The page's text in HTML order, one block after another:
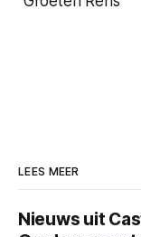
LEES MEER
Nieuws uit